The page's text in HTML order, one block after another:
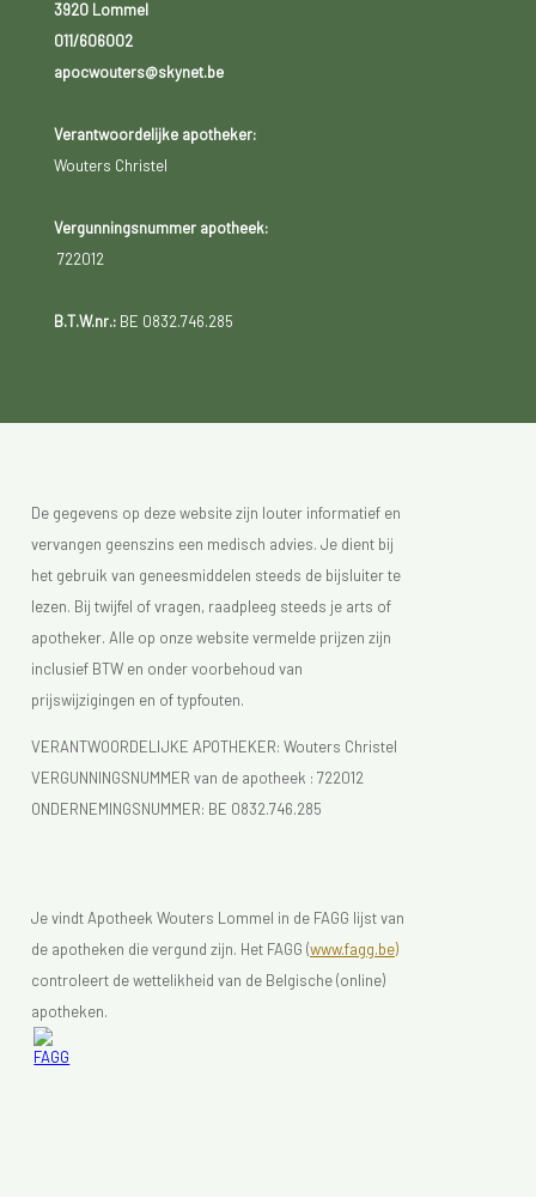
3920 Lommel
011/606002
apocwouters@skynet.be
Verantwoordelijke apotheker:
Wouters Christel
Vergunningsnummer apotheek:
722012
B.T.W.nr.:BE 0832.746.285
De gegevens op deze website zijn louter informatief en
vervangen geenszins een medisch advies. Je dient bij
het gebruik van geneesmiddelen steeds de bijsluiter te
lezen. Bij twijfel of vragen, raadpleeg steeds je arts of
apotheker. Alle op onze website vermelde prijzen zijn
inclusief BTW en onder voorbehoud van
prijswijzigingen en of typfouten.
VERANTWOORDELIJKE APOTHEKER: Wouters Christel
VERGUNNINGSNUMMER van de apotheek : 722012
ONDERNEMINGSNUMMER: BE 0832.746.285
Je vindt Apotheek Wouters Lommel in de FAGG lijst van
de apotheken die vergund zijn. Het FAGG (www.fagg.be)
controleert de wettelikheid van de Belgische (online)
apotheken.